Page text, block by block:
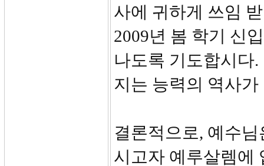
사에 귀하게 쓰임
2009년 봄 학기 신
나도록 기도합시다
지는 능력의 역사
결론적으로, 예수
시고자 예루살렘에